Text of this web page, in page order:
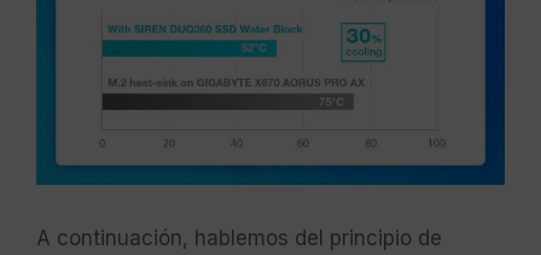
A continuación, hablemos del principio de